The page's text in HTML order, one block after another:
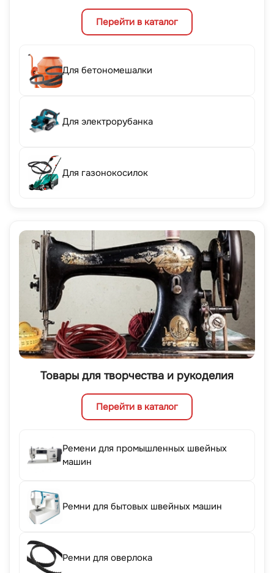
Перейти в каталог
Для бетономешалки
Для электрорубанка
Для газонокосилок
Товары для творчества и рукоделия
Перейти в каталог
Ремени для промышленных швейных
машин
Ремни для бытовых швейных машин
Ремни для оверлока